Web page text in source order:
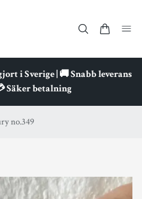
i Sverige | 🚚 Snabb leverans
Säker betalning
no.349